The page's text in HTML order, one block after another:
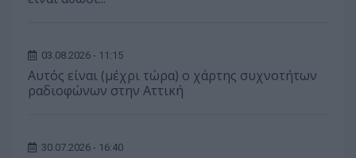
03.08.2026 - 11:15
Αυτός είναι (μέχρι τώρα) ο χάρτης συχνοτήτων
ραδιοφώνων στην Αττική
30.07.2026 - 16:40